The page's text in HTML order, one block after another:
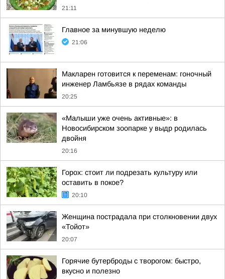
21:11
Главное за минувшую неделю
21:06
Макларен готовится к переменам: гоночный
инженер Ламбьязе в рядах команды
20:25
«Малыши уже очень активные»: в
Новосибирском зоопарке у выдр родилась
двойня
20:16
Горох: стоит ли подрезать культуру или
оставить в покое?
20:10
Женщина пострадала при столкновении двух
«Тойот»
20:07
Горячие бутерброды с творогом: быстро,
вкусно и полезно